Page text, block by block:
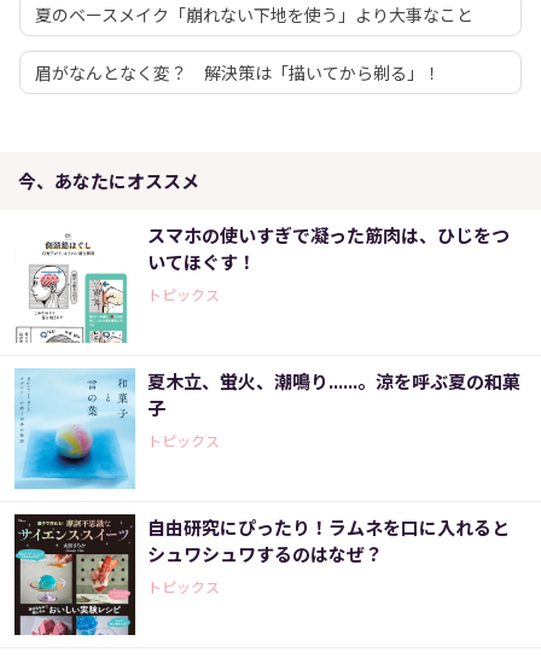
夏のベースメイク「崩れない下地を使う」より大事なこと
眉がなんとなく変？ 解決策は「描いてから剃る」！
今、あなたにオススメ
スマホの使いすぎで凝った筋肉は、ひじをつ
いてほぐす！
トピックス
夏木立、蛍火、潮鳴り......。涼を呼ぶ夏の和菓
子
トピックス
自由研究にぴったり！ラムネを口に入れると
シュワシュワするのはなぜ？
トピックス